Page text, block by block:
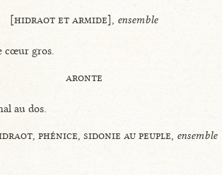
[hidraot et armide], ensemble
cœur gros.
aronte
au dos.
phénice, sidonie au peuple, ensemble